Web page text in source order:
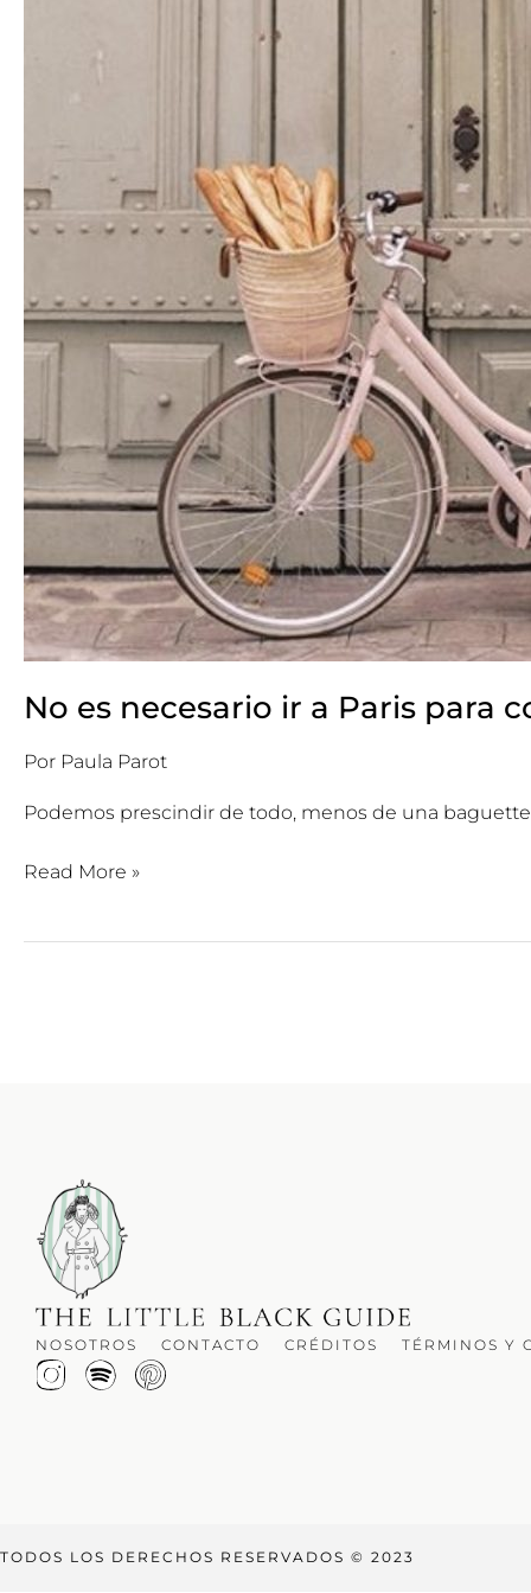
No es necesario ir a Paris para
Por Paula Parot
Podemos prescindir de todo, menos de una
Read More »
NOSOTROS CONTACTO CRÉDITOS TÉRMINOS Y
TODOS LOS DERECHOS RESERVADOS © 2023